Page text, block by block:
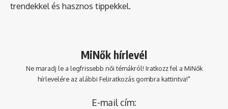
trendekkel és hasznos tippekkel.
MiNők hírlevél
Ne maradj le a legfrissebb női témákról! Iratkozz fel a MiNők
hírlevelére az alábbi Feliratkozás gombra kattintva!"
E-mail cím: